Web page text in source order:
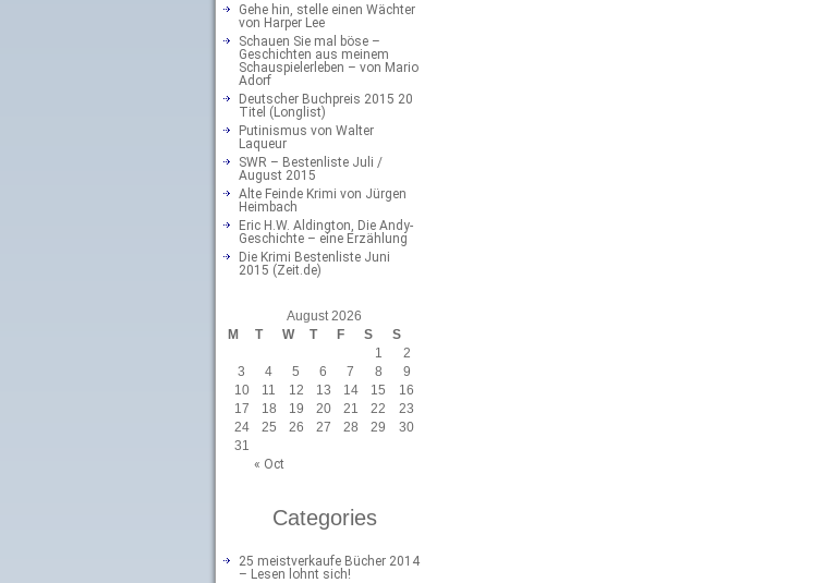
Gehe hin, stelle einen Wächter
von Harper Lee
Schauen Sie mal böse –
Geschichten aus meinem
Schauspielerleben – von Mario
Adorf
Deutscher Buchpreis 2015 20
Titel (Longlist)
Putinismus von Walter
Laqueur
SWR – Bestenliste Juli /
August 2015
Alte Feinde Krimi von Jürgen
Heimbach
Eric H.W. Aldington, Die Andy-
Geschichte – eine Erzählung
Die Krimi Bestenliste Juni
2015 (Zeit.de)
August 2026
M
T W T F S S
« Oct
1
2
3
4 5 6 7 8
9
10
11 12 13 14 15
16
17
18 19 20 21 22
23
24
25 26 27 28 29
30
31
Categories
25 meistverkaufe Bücher 2014
– Lesen lohnt sich!